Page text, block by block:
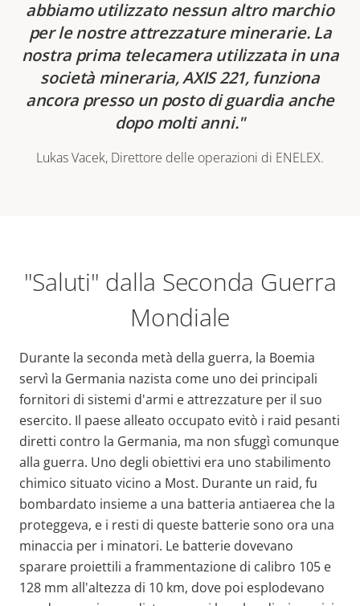
abbiamo utilizzato nessun altro marchio
per le nostre attrezzature minerarie. La
nostra prima telecamera utilizzata in una
società mineraria, AXIS 221, funziona
ancora presso un posto di guardia anche
dopo molti anni.
Lukas Vacek, Direttore delle operazioni di ENELEX.
"Saluti" dalla Seconda Guerra
Mondiale
Durante la seconda metà della guerra, la Boemia
servì la Germania nazista come uno dei principali
fornitori di sistemi d'armi e attrezzature per il suo
esercito. Il paese alleato occupato evitò i raid pesanti
diretti contro la Germania, ma non sfuggì comunque
alla guerra. Uno degli obiettivi era uno stabilimento
chimico situato vicino a Most. Durante un raid, fu
bombardato insieme a una batteria antiaerea che la
proteggeva, e i resti di queste batterie sono ora una
minaccia per i minatori. Le batterie dovevano
sparare proiettili a frammentazione di calibro 105 e
128 mm all'altezza di 10 km, dove poi esplodevano